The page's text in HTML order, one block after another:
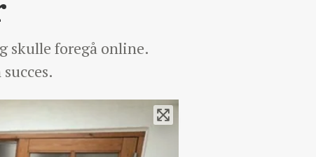
skulle foregå online.